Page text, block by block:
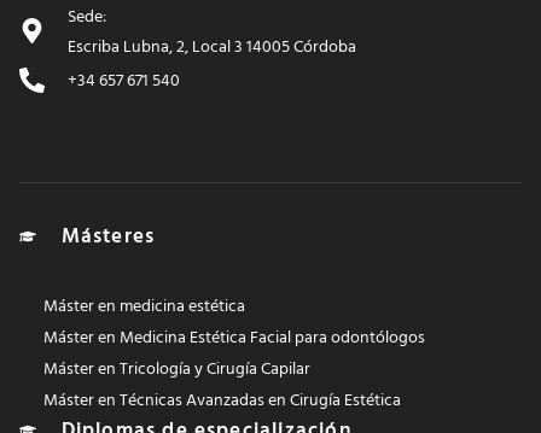
Sede:
Escriba Lubna, 2, Local 3 14005 Córdoba
+34 657 671 540
Másteres
Máster en medicina estética
Máster en Medicina Estética Facial para odontólogos
Máster en Tricología y Cirugía Capilar
Máster en Técnicas Avanzadas en Cirugía Estética